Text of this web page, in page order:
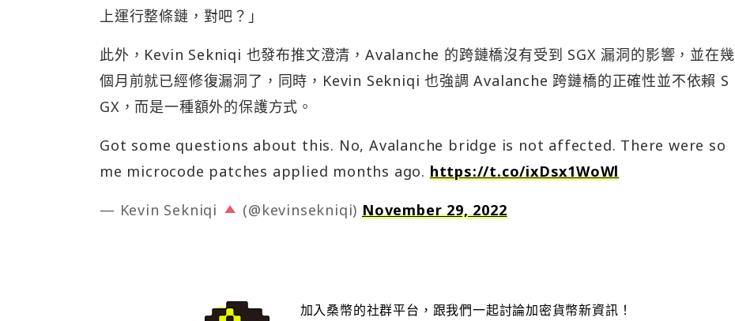
上運行整條鏈，對吧？」
此外，Kevin Sekniqi 也發布推文澄清，Avalanche 的跨鏈橋沒有受到 SGX 漏洞的影響，並在幾
個月前就已經修復漏洞了，同時，Kevin Sekniqi 也強調 Avalanche 跨鏈橋的正確性並不依賴 S
GX，而是一種額外的保護方式。
Got some questions about this. No, Avalanche bridge is not affected. There were so
me microcode patches applied months ago. https://t.co/ixDsx1WoWl
— Kevin Sekniqi (@kevinsekniqi) November 29, 2022
加入桑幣的社群平台，跟我們一起討論加密貨幣新資訊！